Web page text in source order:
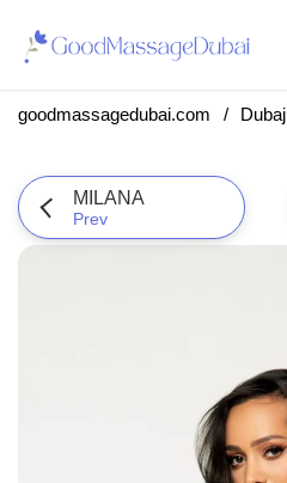
goodmassagedubai.com Dubaj
MILANA
Prev